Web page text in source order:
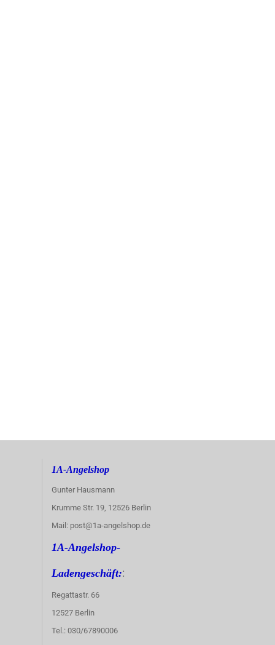
1A-Angelshop
Gunter Hausmann
Krumme Str. 19, 12526 Berlin
Mail: post@1a-angelshop.de
1A-Angelshop-
Ladengeschäft::
Regattastr. 66
12527 Berlin
Tel.: 030/67890006